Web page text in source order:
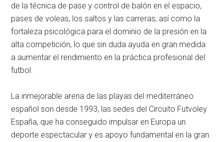
de la técnica de pase y control de balón en el espacio,
pases de voleas, los saltos y las carreras; así como la
fortaleza psicológica para el dominio de la presión en la
alta competición, lo que sin duda ayuda en gran medida
a aumentar el rendimiento en la práctica profesional del
futbol.
La inmejorable arena de las playas del mediterráneo
español son desde 1993, las sedes del Circuito Futvoley
España, que ha conseguido impulsar en Europa un
deporte espectacular y es apoyo fundamental en la gran